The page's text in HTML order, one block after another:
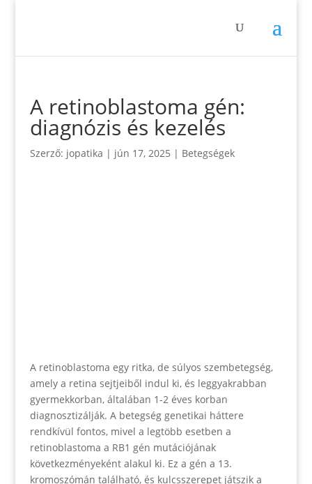
A retinoblastoma gén:
diagnózis és kezelés
Szerző: jopatika | jún 17, 2025 | Betegségek
A retinoblastoma egy ritka, de súlyos szembetegség,
amely a retina sejtjeiből indul ki, és leggyakrabban
gyermekkorban, általában 1-2 éves korban
diagnosztizálják. A betegség genetikai háttere
rendkívül fontos, mivel a legtöbb esetben a
retinoblastoma a RB1 gén mutációjának
következményeként alakul ki. Ez a gén a 13.
kromoszómán található, és kulcsszerepet játszik a